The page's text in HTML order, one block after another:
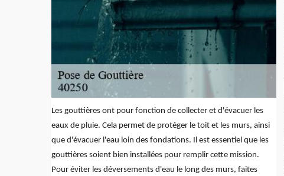
Les gouttières ont pour fonction de collecter et d'évacuer les
eaux de pluie. Cela permet de protéger le toit et les murs, ainsi
que d'évacuer l'eau loin des fondations. Il est essentiel que les
gouttières soient bien installées pour remplir cette mission.
Pour éviter les déversements d'eau le long des murs, faites